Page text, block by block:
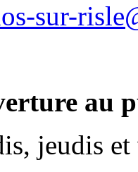
sur-
au
jeudis et